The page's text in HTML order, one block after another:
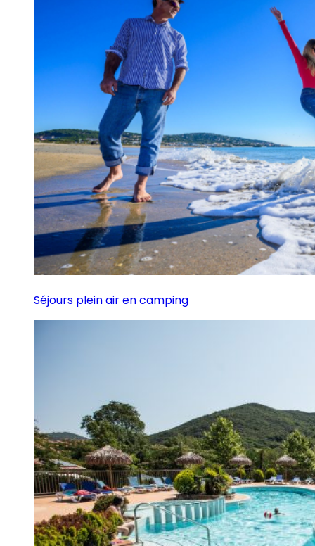
Séjours plein air en camping